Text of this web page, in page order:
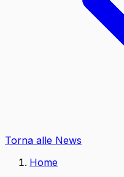
Torna alle News
Home